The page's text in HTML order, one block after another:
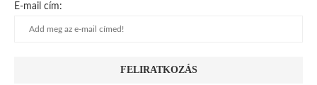
E-mail cím: